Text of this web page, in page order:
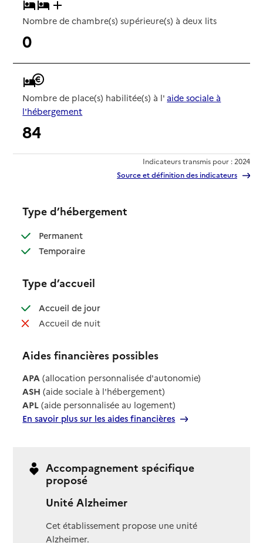
Nombre de chambre(s) supérieure(s) à deux lits
0
Nombre de place(s) habilitée(s) à l' aide sociale à
l'hébergement
84
Indicateurs transmis pour : 2024
Source et définition des indicateurs
Type d’hébergement
Permanent: disponible
Temporaire: disponible
Type d’accueil
Accueil de jour: disponible
Accueil de nuit: non disponible
Aides financières possibles
APA (allocation personnalisée d'autonomie)
ASH (aide sociale à l'hébergement)
APL (aide personnalisée au logement)
En savoir plus sur les aides financières
Accompagnement spécifique
proposé
Unité Alzheimer
Cet établissement propose une unité
Alzheimer.